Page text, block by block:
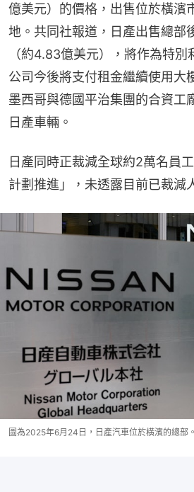
億美元）的價格，出售位於橫濱
地。共同社報道，日產出售總部
（約4.83億美元），將作為特別
公司今後將支付租金繼續使用大
墨西哥與德國平治集團的合資工
日產車輛。
日產同時正裁減全球約2萬名員
計劃推進」，未透露目前已裁減
圖為2025年6月24日，日產汽車位於橫濱的總部